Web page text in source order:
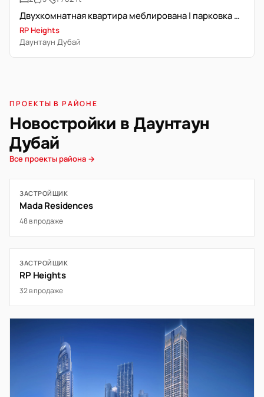
Двухкомнатная квартира меблирована | парковка не включена
RP Heights
Даунтаун Дубай
ПРОЕКТЫ В РАЙОНЕ
Новостройки в Даунтаун
Дубай
Все проекты района →
ЗАСТРОЙЩИК
Mada Residences
48 в продаже
ЗАСТРОЙЩИК
RP Heights
32 в продаже